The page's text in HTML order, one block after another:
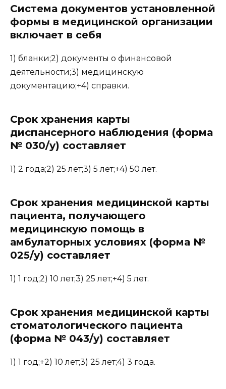
Система документов установленной
формы в медицинской организации
включает в себя
1) бланки;2) документы о финансовой
деятельности;3) медицинскую
документацию;+4) справки.
Срок хранения карты
диспансерного наблюдения (форма
№ 030/у) составляет
1) 2 года;2) 25 лет;3) 5 лет;+4) 50 лет.
Срок хранения медицинской карты
пациента, получающего
медицинскую помощь в
амбулаторных условиях (форма №
025/у) составляет
1) 1 год;2) 10 лет;3) 25 лет;+4) 5 лет.
Срок хранения медицинской карты
стоматологического пациента
(форма № 043/у) составляет
1) 1 год;+2) 10 лет;3) 25 лет;4) 3 года.